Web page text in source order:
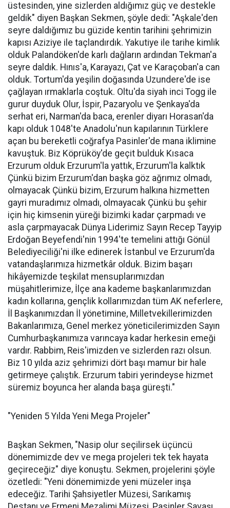
üstesinden, yine sizlerden aldığımız güç ve destekle
geldik" diyen Başkan Sekmen, şöyle dedi: "Aşkale'den
seyre daldığımız bu güzide kentin tarihini şehrimizin
kapısı Aziziye ile taçlandırdık. Yakutiye ile tarihe kimlik
olduk Palandöken'de karlı dağların ardından Tekman'a
seyre daldık. Hınıs'a, Karayazı, Çat ve Karaçoban'a can
olduk. Tortum'da yeşilin doğasında Uzundere'de ise
çağlayan ırmaklarla coştuk. Oltu'da siyah inci Togg ile
gurur duyduk Olur, İspir, Pazaryolu ve Şenkaya'da
serhat eri, Narman'da baca, erenler diyarı Horasan'da
kapı olduk 1048'te Anadolu'nun kapılarının Türklere
açan bu bereketli coğrafya Pasinler'de mana iklimine
kavuştuk. Biz Köprüköy'de geçit bulduk Kısaca
Erzurum olduk Erzurum'la yattık, Erzurum'la kalktık
Çünkü bizim Erzurum'dan başka göz ağrımız olmadı,
olmayacak Çünkü bizim, Erzurum halkına hizmetten
gayri muradımız olmadı, olmayacak Çünkü bu şehir
için hiç kimsenin yüreği bizimki kadar çarpmadı ve
asla çarpmayacak Dünya Liderimiz Sayın Recep Tayyip
Erdoğan Beyefendi'nin 1994'te temelini attığı Gönül
Belediyeciliği'ni ilke edinerek İstanbul ve Erzurum'da
vatandaşlarımıza hizmetkâr olduk. Bizim başarı
hikâyemizde teşkilat mensuplarımızdan
müşahitlerimize, İlçe ana kademe başkanlarımızdan
kadın kollarına, gençlik kollarımızdan tüm AK neferlere,
İl Başkanımızdan İl yönetimine, Milletvekillerimizden
Bakanlarımıza, Genel merkez yöneticilerimizden Sayın
Cumhurbaşkanımıza varıncaya kadar herkesin emeği
vardır. Rabbim, Reis'imizden ve sizlerden razı olsun.
Biz 10 yılda aziz şehrimizi dört başı mamur bir hale
getirmeye çalıştık. Erzurum tabiri yerindeyse hizmet
süremiz boyunca her alanda başa güreşti."
"Yeniden 5 Yılda Yeni Mega Projeler"
Başkan Sekmen, "Nasip olur seçilirsek üçüncü
dönemimizde dev ve mega projeleri tek tek hayata
geçireceğiz" diye konuştu. Sekmen, projelerini şöyle
özetledi: "Yeni dönemimizde yeni müzeler inşa
edeceğiz. Tarihi Şahsiyetler Müzesi, Sarıkamış